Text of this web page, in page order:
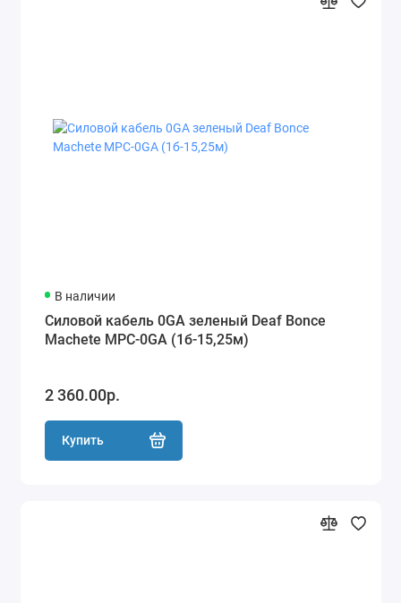
В наличии
Силовой кабель 0GA зеленый Deaf Bonce
Machete MPC-0GA (1б-15,25м)
2 360.00р.
Купить